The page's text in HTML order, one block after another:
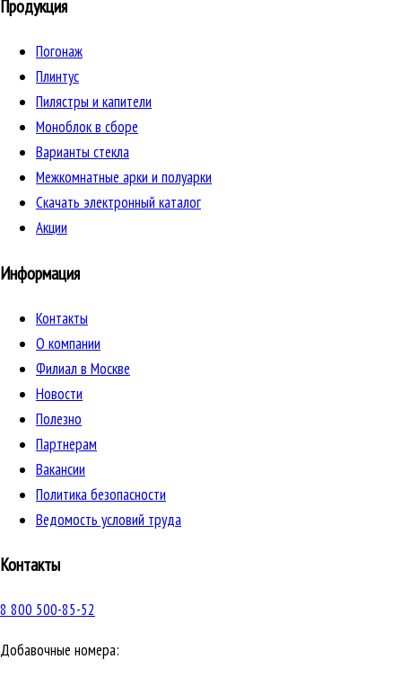
Продукция
Погонаж
Плинтус
Пилястры и капители
Моноблок в сборе
Варианты стекла
Межкомнатные арки и полуарки
Скачать электронный каталог
Акции
Информация
Контакты
О компании
Филиал в Москве
Новости
Полезно
Партнерам
Вакансии
Политика безопасности
Ведомость условий труда
Контакты
8 800 500-85-52
Добавочные номера: